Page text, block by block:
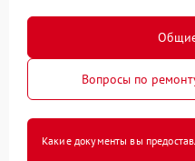
Вопросы по
Какие документы вы